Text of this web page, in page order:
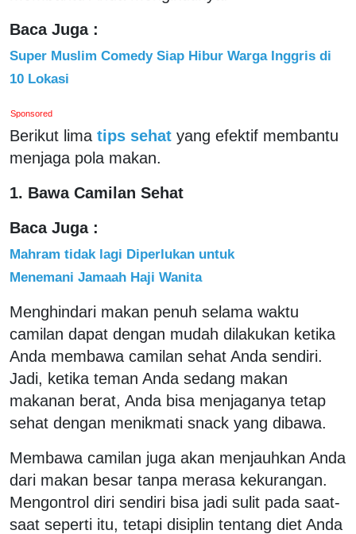
Baca Juga :
Super Muslim Comedy Siap Hibur Warga Inggris di
10 Lokasi
Sponsored
Berikut lima tips sehat yang efektif membantu
menjaga pola makan.
1. Bawa Camilan Sehat
Baca Juga :
Mahram tidak lagi Diperlukan untuk
Menemani Jamaah Haji Wanita
Menghindari makan penuh selama waktu
camilan dapat dengan mudah dilakukan ketika
Anda membawa camilan sehat Anda sendiri.
Jadi, ketika teman Anda sedang makan
makanan berat, Anda bisa menjaganya tetap
sehat dengan menikmati snack yang dibawa.
Membawa camilan juga akan menjauhkan Anda
dari makan besar tanpa merasa kekurangan.
Mengontrol diri sendiri bisa jadi sulit pada saat-
saat seperti itu, tetapi disiplin tentang diet Anda